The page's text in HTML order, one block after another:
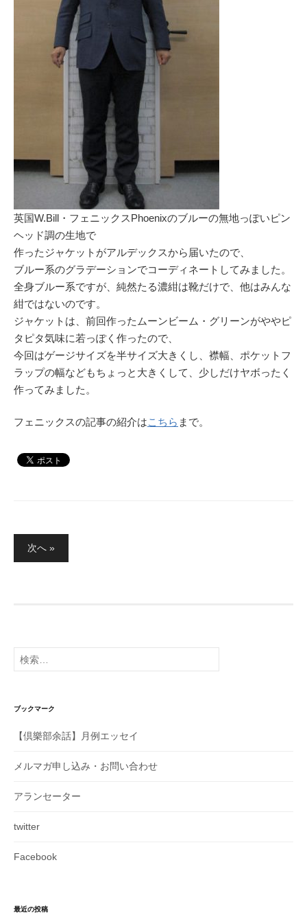
英国W.Bill・フェニックスPhoenixのブルーの無地っぽいピン
ヘッド調の生地で
作ったジャケットがアルデックスから届いたので、
ブルー系のグラデーションでコーディネートしてみました。
全身ブルー系ですが、純然たる濃紺は靴だけで、他はみんな
紺ではないのです。
ジャケットは、前回作ったムーンビーム・グリーンがややピ
タピタ気味に若っぽく作ったので、
今回はゲージサイズを半サイズ大きくし、襟幅、ポケットフ
ラップの幅などもちょっと大きくして、少しだけヤボったく
作ってみました。
フェニックスの記事の紹介はこちら まで。
り
次へ »
検
索:
ブックマーク
【倶樂部余話】月例エッセイ
メルマガ申し込み・お問い合わせ
アランセーター
twitter
Facebook
最近の投稿